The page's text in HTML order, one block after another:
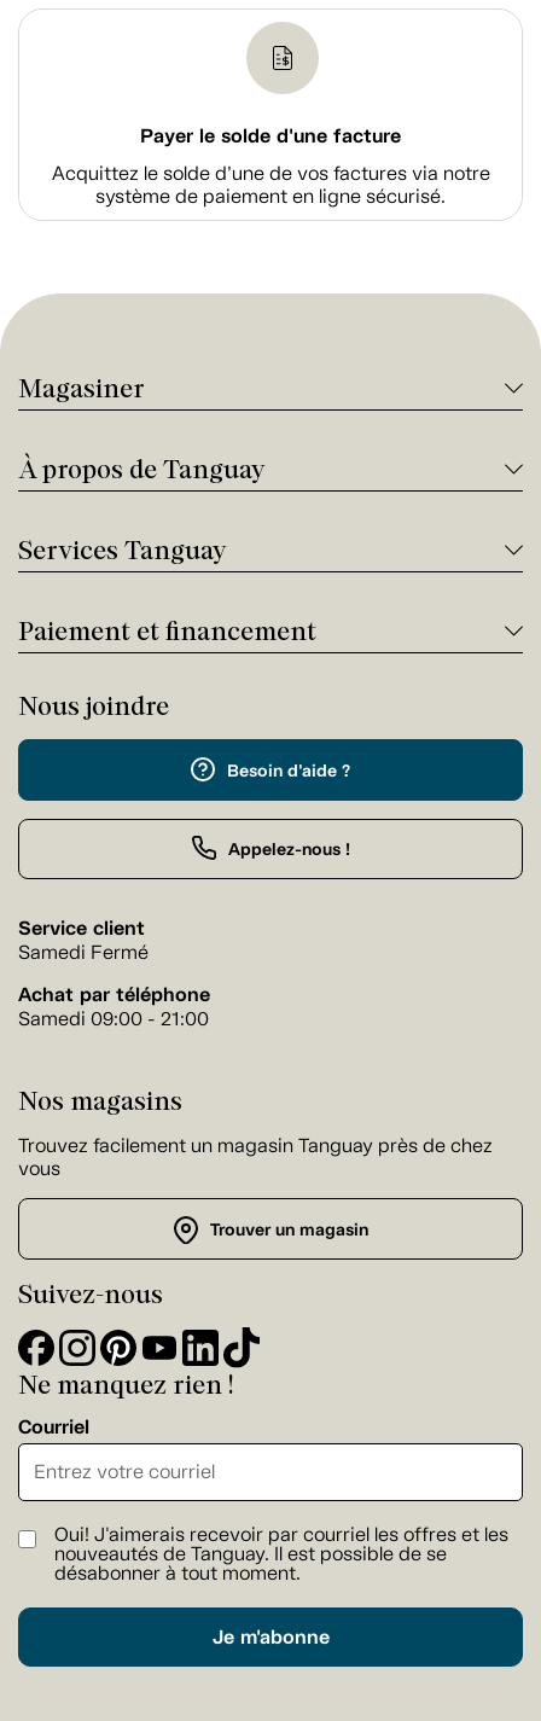
Payer le solde d'une facture
Acquittez le solde d’une de vos factures via notre
système de paiement en ligne sécurisé.
Magasiner
À propos de Tanguay
Services Tanguay
Paiement et financement
Nous joindre
Besoin d'aide ?
Appelez-nous !
Service client
Samedi Fermé
Achat par téléphone
Samedi 09:00 - 21:00
Nos magasins
Trouvez facilement un magasin Tanguay près de chez
vous
Trouver un magasin
Suivez-nous
Ne manquez rien !
Courriel
Oui! J'aimerais recevoir par courriel les offres et les
nouveautés de Tanguay. Il est possible de se
désabonner à tout moment.
Je m'abonne